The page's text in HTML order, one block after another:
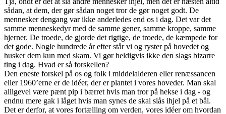
sådan, at dem, der gør sådan noget tror de gør noget godt. De
mennesker dengang var ikke anderledes end os i dag. Det var det
samme menneskedyr med de samme gener, samme kroppe, samme
hjerner. De troede, de gjorde det rigtige, de troede, de kæmpede for
det gode. Nogle hundrede år efter står vi og ryster på hovedet og
husker dem kun med skam. Vi gør heldigvis ikke den slags bizarre
ting i dag. Hvad er så forskellen?
Den eneste forskel på os og folk i middelalderen eller renæssancen
eller 1960’erne er de idéer, der er plantet i vores hoveder. Man skal
alligevel være pænt pip i bærret hvis man tror på hekse i dag - og
endnu mere gak i låget hvis man synes de skal slås ihjel på et bål.
Det er derfor, at vores fortælling om verden, vores idéer om hvordan